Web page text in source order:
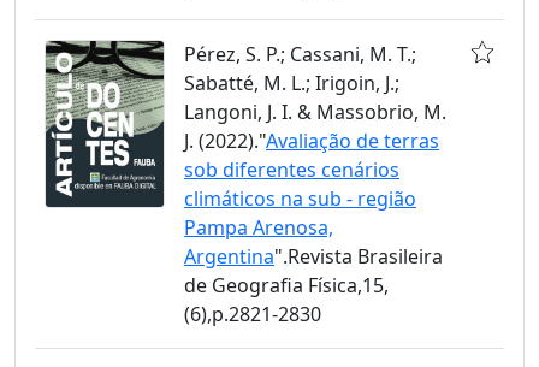
Pérez, S. P.; Cassani, M. T.;
Sabatté, M. L.; Irigoin, J.;
Langoni, J. I. & Massobrio, M.
J. (2022)."Avaliação de terras
sob diferentes cenários
climáticos na sub - região
Pampa Arenosa,
Argentina".Revista Brasileira
de Geografia Física,15,
(6),p.2821-2830